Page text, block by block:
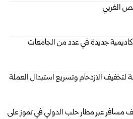
الغربي
جديدة في عدد من الجامعات
لتخفيف الازدحام وتسريع استبدال ‏العملة
المدني: أكثر من 66 ألف مسافر عبر مطار حلب الدولي في تموز ‏على